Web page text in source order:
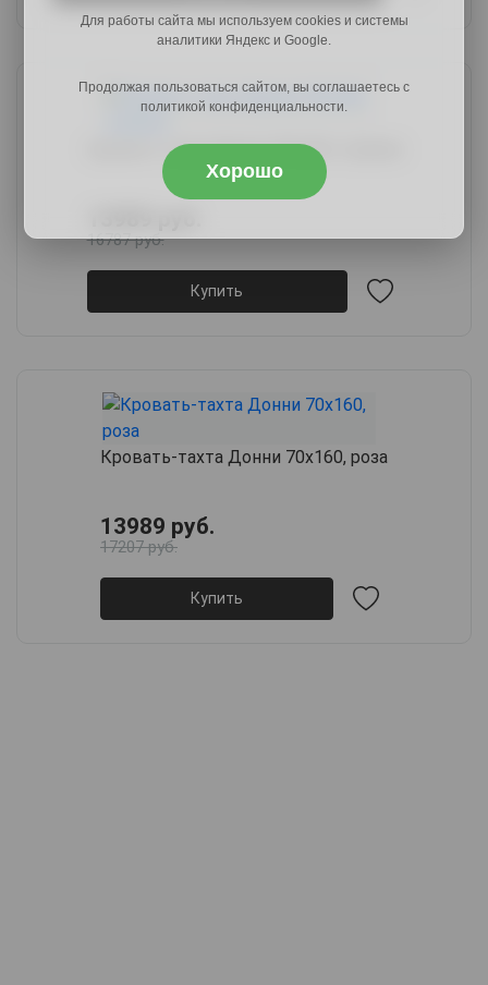
Кровать-тахта Донни 70х160, голубой
16787 руб.
Купить
Кровать-тахта Донни 70х160, роза
13989 руб.
17207 руб.
Купить
Для работы сайта мы используем cookies и системы
аналитики Яндекс и Google.
Продолжая пользоваться сайтом, вы соглашаетесь с
политикой конфиденциальности.
Хорошо